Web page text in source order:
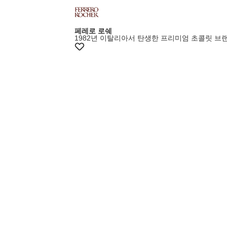
페레로 로쉐
1982년 이탈리아서 탄생한 프리미엄 초콜릿 브